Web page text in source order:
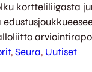
kortteliliigasta
nyt todettu myös
, Seura, Uutiset